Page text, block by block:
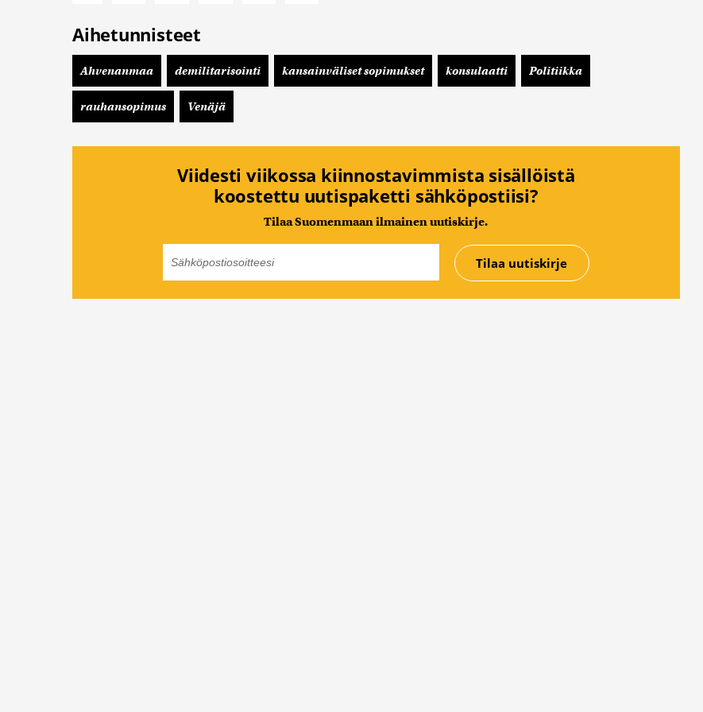
Aihetunnisteet
Ahvenanmaa demilitarisointi kansainväliset sopimukset konsulaatti Politiikka
rauhansopimus Venäjä
Viidesti viikossa kiinnostavimmista sisällöistä
koostettu uutispaketti sähköpostiisi?
Tilaa Suomenmaan ilmainen uutiskirje.